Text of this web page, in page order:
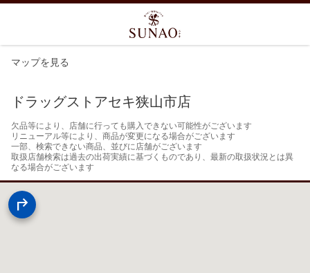
マップを見る
ドラッグストアセキ狭山市店
欠品等により、店舗に行っても購入できない可能性がございます
リニューアル等により、商品が変更になる場合がございます
一部、検索できない商品、並びに店舗がございます
取扱店舗検索は過去の出荷実績に基づくものであり、最新の取扱状況とは異
なる場合がございます